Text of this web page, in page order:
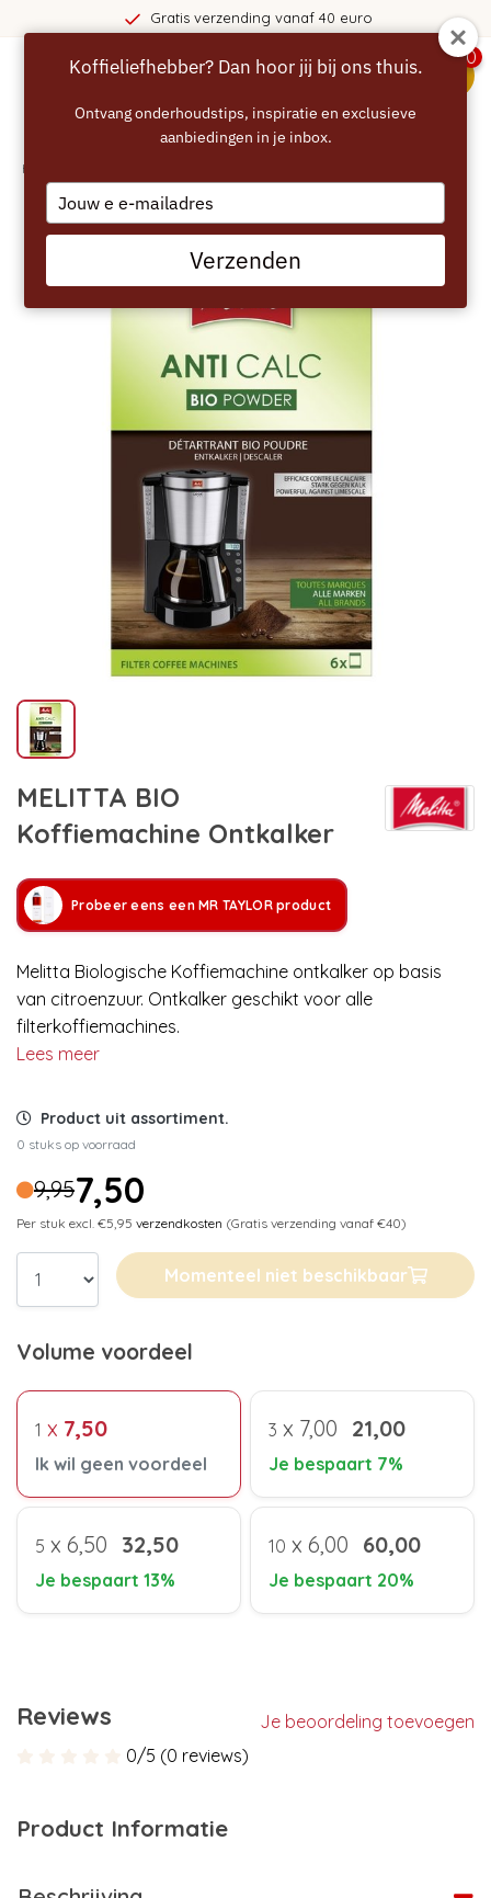
Gratis verzending vanaf 40 euro
0
Home
MELITTA BIO
Koffiemachine Ontkalker
Probeer eens een MR TAYLOR product
Melitta Biologische Koffiemachine ontkalker op basis
van citroenzuur. Ontkalker geschikt voor alle
filterkoffiemachines.
Lees meer
Product uit assortiment.
0 stuks op voorraad
9,957,50
Per stuk excl. €5,95 verzendkosten (Gratis verzending vanaf €40)
Momenteel niet beschikbaar
Volume voordeel
1 x 7,50
Ik wil geen voordeel
3 x 7,00 21,00
Je bespaart 7%
5 x 6,50 32,50
Je bespaart 13%
10 x 6,00 60,00
Je bespaart 20%
Reviews
Je beoordeling toevoegen
0/5 (0 reviews)
Product Informatie
Koffieliefhebber? Dan hoor jij bij ons thuis.
Ontvang onderhoudstips, inspiratie en exclusieve
aanbiedingen in je inbox.
Type
your
email
Verzenden